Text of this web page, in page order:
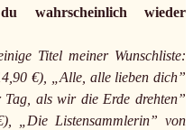
wahrscheinlich wieder
Titel meiner Wunschliste:
€), „Alle, alle lieben dich”
als wir die Erde drehten”
„Die Listensammlerin” von